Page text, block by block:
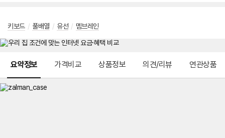
키보드 / 풀배열 / 유선 / 멤브레인
요약정보 가격비교 상품정보 의견/리뷰 연관상품